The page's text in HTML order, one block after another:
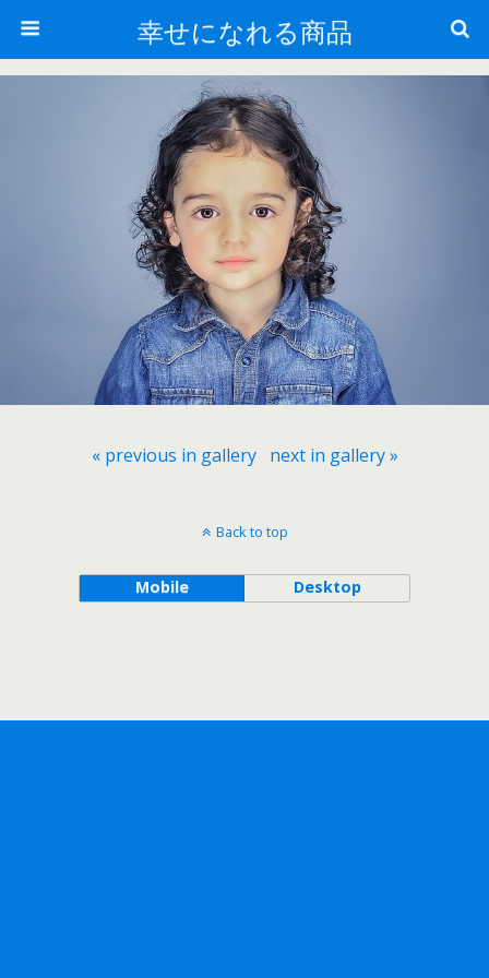
幸せになれる商品
« previous in gallery next in gallery »
Back to top
Mobile Desktop